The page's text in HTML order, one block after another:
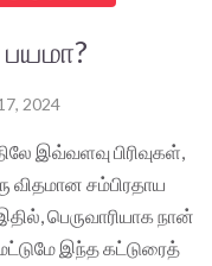
2024
இவ்வளவு பிரிவுகள்,
விதமான சம்பிரதாய
பெருவாரியாக நான்
இந்த கட்டுரைத்